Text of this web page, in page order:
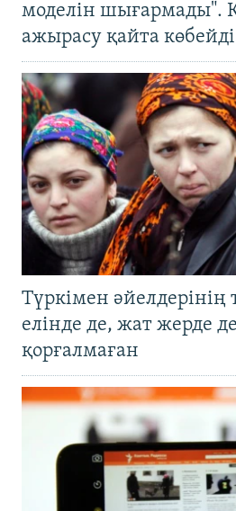
моделін шығармады".
ажырасу қайта
Түркімен әйелдерінің
елінде де, жат жерде
қорғалмаған